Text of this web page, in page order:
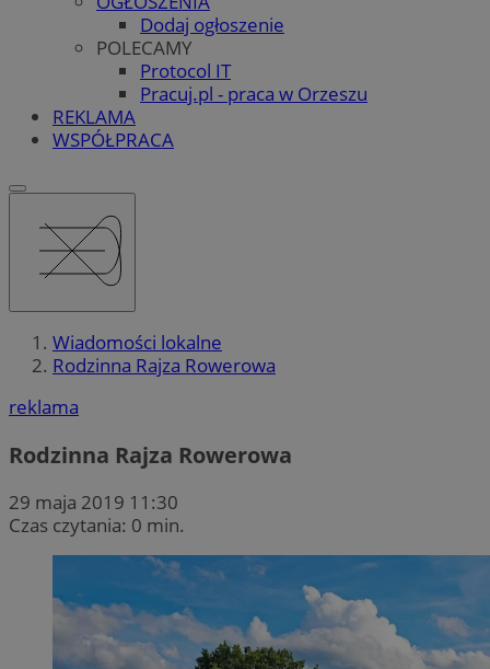
Dodaj ogłoszenie
POLECAMY
Protocol IT
Pracuj.pl - praca w Orzeszu
REKLAMA
WSPÓŁPRACA
Wiadomości lokalne
Rodzinna Rajza Rowerowa
reklama
Rodzinna Rajza Rowerowa
29 maja 2019 11:30
Czas czytania: 0 min.